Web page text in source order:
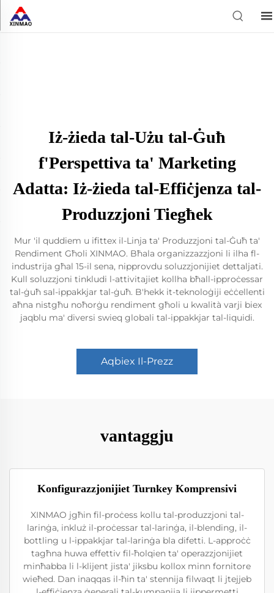
Iż-żieda tal-Użu tal-Ġuħ
f'Perspettiva ta' Marketing
Adatta: Iż-żieda tal-Effiċjenza tal-
Produzzjoni Tiegħek
Mur 'il quddiem u ifittex il-Linja ta' Produzzjoni tal-Ġuħ ta'
Rendiment Għoli XINMAO. Bħala organizzazzjoni li ilha fl-
industrija għal 15-il sena, nipprovdu soluzzjonijiet dettaljati.
Kull soluzzjoni tinkludi l-attivitajiet kollha bħall-ipproċessar
tal-ġuħ sal-ippakkjar tal-ġuħ. B'hekk it-teknoloġiji eċċellenti
aħna nistgħu noħorġu rendiment għoli u kwalità varji biex
jaqblu ma' diversi swieq globali tal-ippakkjar tal-liquidi.
Aqbiex Il-Prezz
vantaggju
Konfigurazzjonijiet Turnkey Komprensivi
XINMAO jgħin fil-proċess kollu tal-produzzjoni tal-
larinġa, inkluż il-proċessar tal-larinġa, il-blending, il-
bottling u l-ippakkjar tal-larinġa bla difetti. L-approċċ
tagħna huwa effettiv fil-ħolqien ta' operazzjonijiet
minħabba li l-klijent jista' jiksbu kollox minn fornitore
wieħed. Dan inaqqas il-ħin ta' stennija filwaqt li jtejjeb